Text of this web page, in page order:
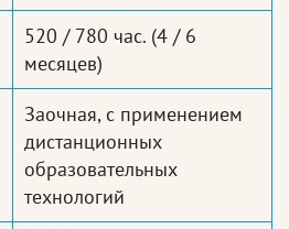
520 / 780 час. (4 / 6
месяцев)
Заочная, с применением
дистанционных
образовательных
технологий